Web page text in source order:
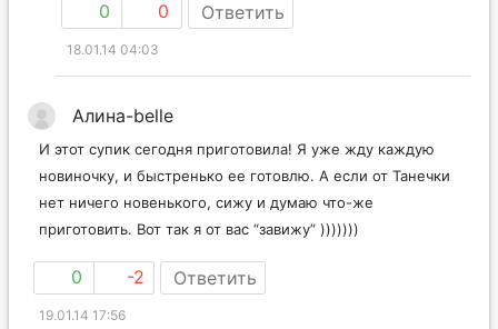
0 0 Ответить
18.01.14 04:03
Алина-belle
И этот супик сегодня приготовила! Я уже жду каждую
новиночку, и быстренько ее готовлю. А если от Танечки
нет ничего новенького, сижу и думаю что-же
приготовить. Вот так я от вас “завижу” )))))))
0 -2 Ответить
19.01.14 17:56